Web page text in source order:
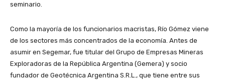
seminario.
Como la mayoría de los funcionarios macristas, Río Gómez viene
de los sectores más concentrados de la economía. Antes de
asumir en Segemar, fue titular del Grupo de Empresas Mineras
Exploradoras de la República Argentina (Gemera) y socio
fundador de Geotécnica Argentina S.R.L., que tiene entre sus